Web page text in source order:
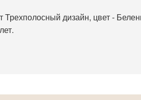
Трехполосный дизайн, цвет -